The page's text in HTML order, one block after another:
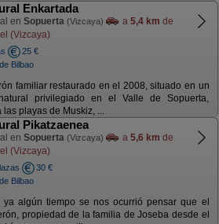
Enkartada
en Sopuerta (Vizcaya) a 5,4 km de
(Vizcaya)
25 €
Bilbao
familiar restaurado en el 2008, situado en un
privilegiado en el Valle de Sopuerta,
las playas de Muskiz, ...
Pikatzaenea
en Sopuerta (Vizcaya) a 5,6 km de
(Vizcaya)
30 €
Bilbao
ya algún tiempo se nos ocurrió pensar que el
propiedad de la familia de Joseba desde el